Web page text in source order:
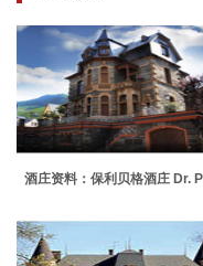
酒庄资料：保利贝格酒庄 Dr.